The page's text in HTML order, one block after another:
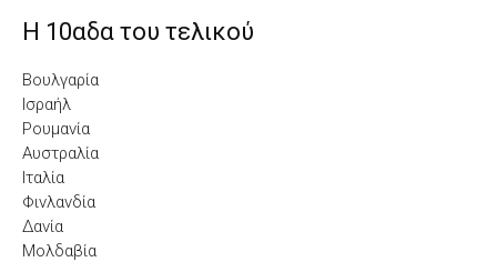
Η 10αδα του τελικού
Βουλγαρία
Ισραήλ
Ρουμανία
Αυστραλία
Ιταλία
Φινλανδία
Δανία
Μολδαβία